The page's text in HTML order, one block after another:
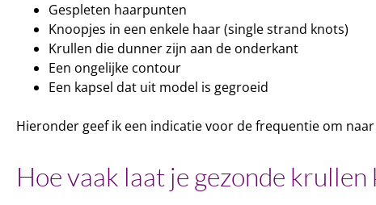
Gespleten haarpunten
Knoopjes in een enkele haar (single strand knots)
Krullen die dunner zijn aan de onderkant
Een ongelijke contour
Een kapsel dat uit model is gegroeid
Hieronder geef ik een indicatie voor de frequentie om
Hoe vaak laat je gezonde krullen